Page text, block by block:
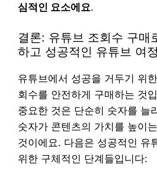
심적인 요소에요.
결론: 유튜브 조회수 구매
하고 성공적인 유튜브 여정
유튜브에서 성공을 거두기 위
회수를 안전하게 구매하는 것
중요한 것은 단순히 숫자를 늘
숫자가 콘텐츠의 가치를 높이
것이에요. 다음은 성공적인 유
위한 구체적인 단계들입니다: